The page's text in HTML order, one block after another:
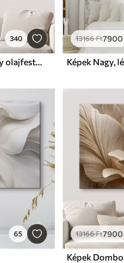
340
Képek Absztrakt festmény olajfestmény stílusban
13166Ft7900
Képek Nagy,
65 13166Ft7900